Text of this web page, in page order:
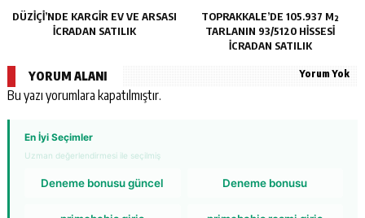
DÜZİÇİ’NDE KARGİR EV VE ARSASI
İCRADAN SATILIK
TOPRAKKALE’DE 105.937 M²
TARLANIN 93/5120 HİSSESİ
İCRADAN SATILIK
YORUM ALANI Yorum Yok
Bu yazı yorumlara kapatılmıştır.
En İyi Seçimler
Uzman değerlendirmesi ile seçilmiş
Deneme bonusu güncel Deneme bonusu